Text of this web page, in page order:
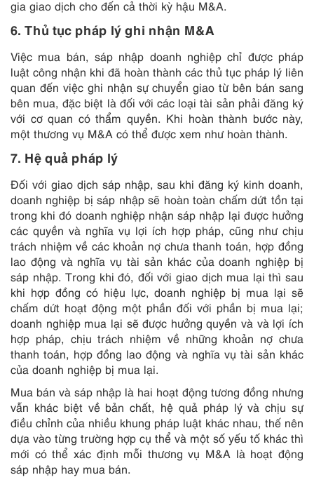
gia giao dịch cho đến cả thời kỳ hậu M&A.
6. Thủ tục pháp lý ghi nhận M&A
Việc mua bán, sáp nhập doanh nghiệp chỉ được pháp
luật công nhận khi đã hoàn thành các thủ tục pháp lý liên
quan đến việc ghi nhận sự chuyển giao từ bên bán sang
bên mua, đặc biệt là đối với các loại tài sản phải đăng ký
với cơ quan có thẩm quyền. Khi hoàn thành bước này,
một thương vụ M&A có thể được xem như hoàn thành.
7. Hệ quả pháp lý
Đối với giao dịch sáp nhập, sau khi đăng ký kinh doanh,
doanh nghiệp bị sáp nhập sẽ hoàn toàn chấm dứt tồn tại
trong khi đó doanh nghiệp nhận sáp nhập lại được hưởng
các quyền và nghĩa vụ lợi ích hợp pháp, cũng như chịu
trách nhiệm về các khoản nợ chưa thanh toán, hợp đồng
lao động và nghĩa vụ tài sản khác của doanh nghiệp bị
sáp nhập. Trong khi đó, đối với giao dịch mua lại thì sau
khi hợp đồng có hiệu lực, doanh nghiệp bị mua lại sẽ
chấm dứt hoạt động một phần đối với phần bị mua lại;
doanh nghiệp mua lại sẽ được hưởng quyền và và lợi ích
hợp pháp, chịu trách nhiệm về những khoản nợ chưa
thanh toán, hợp đồng lao động và nghĩa vụ tài sản khác
của doanh nghiệp bị mua lại.
Mua bán và sáp nhập là hai hoạt động tương đồng nhưng
vẫn khác biệt về bản chất, hệ quả pháp lý và chịu sự
điều chỉnh của nhiều khung pháp luật khác nhau, thế nên
dựa vào từng trường hợp cụ thể và một số yếu tố khác thì
mới có thể xác định mỗi thương vụ M&A là hoạt động
sáp nhập hay mua bán.